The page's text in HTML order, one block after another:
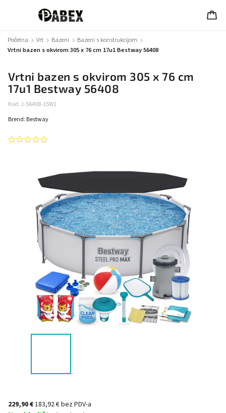
Početna / Vrt / Bazeni / Bazeni s konstrukcijom /
Vrtni bazen s okvirom 305 x 76 cm 17u1 Bestway 56408
Vrtni bazen s okvirom 305 x 76 cm
17u1 Bestway 56408
Kod: J-56408-15W1
Brend: Bestway
229,90 €183,92 € bez PDV-a